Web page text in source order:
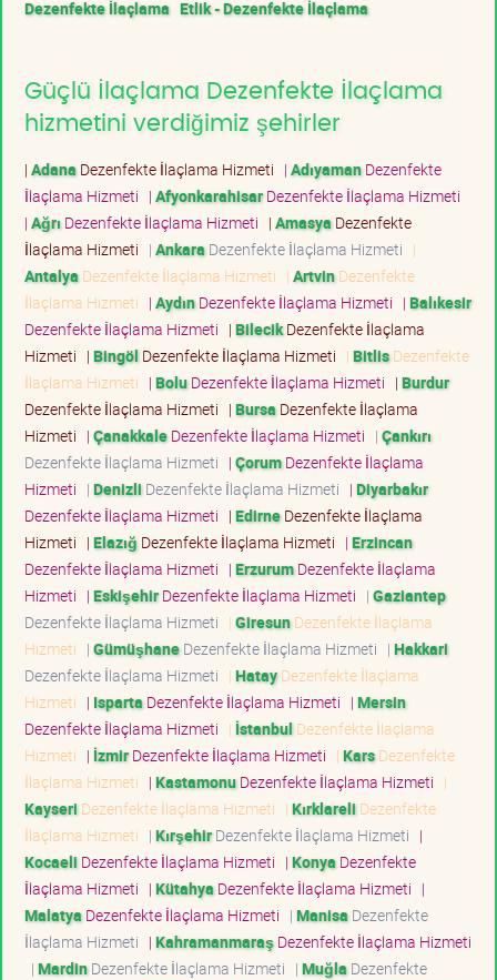
Dezenfekte İlaçlama Etlik - Dezenfekte İlaçlama
Güçlü İlaçlama Dezenfekte İlaçlama
hizmetini verdiğimiz şehirler
| Adana Dezenfekte İlaçlama Hizmeti | AdıyamanDezenfekte
İlaçlama Hizmeti | AfyonkarahisarDezenfekte İlaçlama Hizmeti
| Ağrı Dezenfekte İlaçlama Hizmeti | Amasya Dezenfekte
İlaçlama Hizmeti | Ankara Dezenfekte İlaçlama Hizmeti |
Antalya Dezenfekte İlaçlama Hizmeti | ArtvinDezenfekte
İlaçlama Hizmeti | AydınDezenfekte İlaçlama Hizmeti | Balıkesir
Dezenfekte İlaçlama Hizmeti | BilecikDezenfekte İlaçlama
Hizmeti | Bingöl Dezenfekte İlaçlama Hizmeti | BitlisDezenfekte
İlaçlama Hizmeti | BoluDezenfekte İlaçlama Hizmeti | Burdur
Dezenfekte İlaçlama Hizmeti | Bursa Dezenfekte İlaçlama
Hizmeti | ÇanakkaleDezenfekte İlaçlama Hizmeti | Çankırı
Dezenfekte İlaçlama Hizmeti | ÇorumDezenfekte İlaçlama
Hizmeti | Denizli Dezenfekte İlaçlama Hizmeti | Diyarbakır
Dezenfekte İlaçlama Hizmeti | EdirneDezenfekte İlaçlama
Hizmeti | Elazığ Dezenfekte İlaçlama Hizmeti | Erzincan
Dezenfekte İlaçlama Hizmeti | ErzurumDezenfekte İlaçlama
Hizmeti | EskişehirDezenfekte İlaçlama Hizmeti | Gaziantep
Dezenfekte İlaçlama Hizmeti | GiresunDezenfekte İlaçlama
Hizmeti | GümüşhaneDezenfekte İlaçlama Hizmeti | Hakkari
Dezenfekte İlaçlama Hizmeti | HatayDezenfekte İlaçlama
Hizmeti | Isparta Dezenfekte İlaçlama Hizmeti | Mersin
Dezenfekte İlaçlama Hizmeti | İstanbul Dezenfekte İlaçlama
Hizmeti | İzmirDezenfekte İlaçlama Hizmeti | KarsDezenfekte
İlaçlama Hizmeti | KastamonuDezenfekte İlaçlama Hizmeti |
Kayseri Dezenfekte İlaçlama Hizmeti | Kırklareli Dezenfekte
İlaçlama Hizmeti | KırşehirDezenfekte İlaçlama Hizmeti |
Kocaeli Dezenfekte İlaçlama Hizmeti | Konya Dezenfekte
İlaçlama Hizmeti | Kütahya Dezenfekte İlaçlama Hizmeti |
Malatya Dezenfekte İlaçlama Hizmeti | Manisa Dezenfekte
İlaçlama Hizmeti | Kahramanmaraş Dezenfekte İlaçlama Hizmeti
| MardinDezenfekte İlaçlama Hizmeti | Muğla Dezenfekte